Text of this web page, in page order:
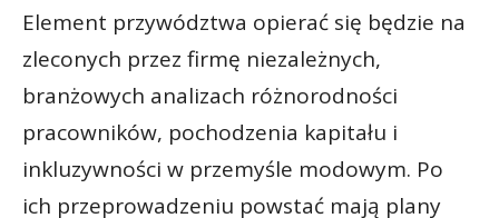
Element przywództwa opierać się będzie na
zleconych przez firmę niezależnych,
branżowych analizach różnorodności
pracowników, pochodzenia kapitału i
inkluzywności w przemyśle modowym. Po
ich przeprowadzeniu powstać mają plany